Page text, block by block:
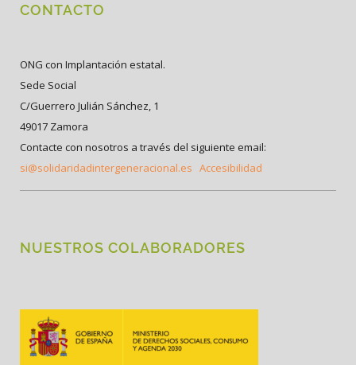
CONTACTO
ONG con Implantación estatal.
Sede Social
C/Guerrero Julián Sánchez, 1
49017 Zamora
Contacte con nosotros a través del siguiente email:
si@solidaridadintergeneracional.es Accesibilidad
NUESTROS COLABORADORES